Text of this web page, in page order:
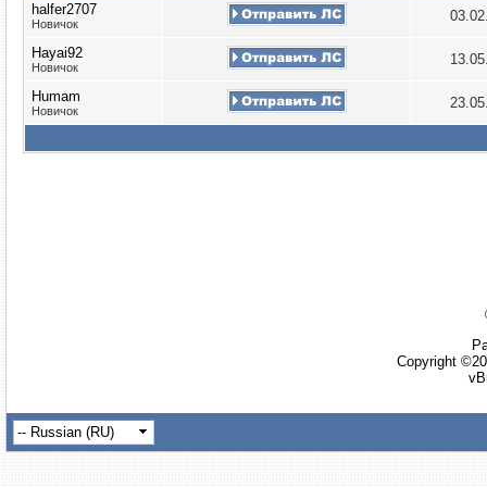
halfer2707
Новичок
Hayai92
Новичок
Humam
Новичок
Copyright